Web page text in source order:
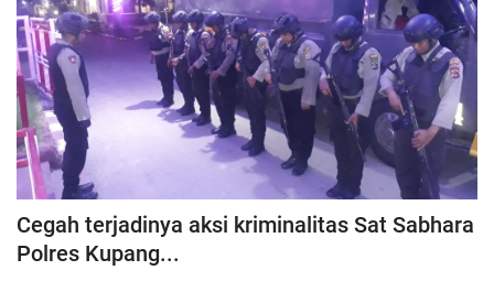
Cegah terjadinya aksi kriminalitas Sat Sabhara
Polres Kupang...